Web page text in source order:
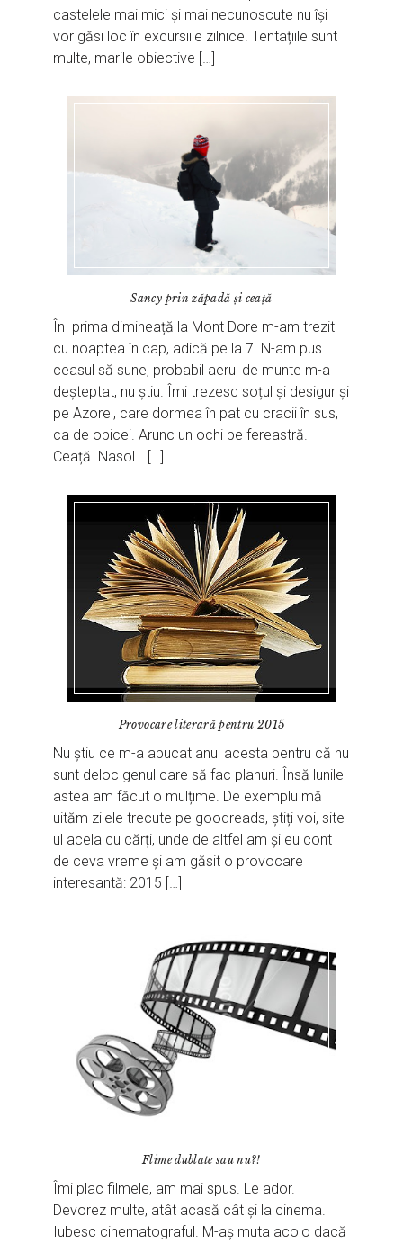
castelele mai mici și mai necunoscute nu își
vor găsi loc în excursiile zilnice. Tentațiile sunt
multe, marile obiective […]
Sancy prin zăpadă și ceață
În prima dimineață la Mont Dore m-am trezit
cu noaptea în cap, adică pe la 7. N-am pus
ceasul să sune, probabil aerul de munte m-a
deșteptat, nu știu. Îmi trezesc soțul și desigur și
pe Azorel, care dormea în pat cu cracii în sus,
ca de obicei. Arunc un ochi pe fereastră.
Ceață. Nasol… […]
Provocare literară pentru 2015
Nu știu ce m-a apucat anul acesta pentru că nu
sunt deloc genul care să fac planuri. Însă lunile
astea am făcut o mulțime. De exemplu mă
uităm zilele trecute pe goodreads, știți voi, site-
ul acela cu cărți, unde de altfel am și eu cont
de ceva vreme și am găsit o provocare
interesantă: 2015 […]
Flime dublate sau nu?!
Îmi plac filmele, am mai spus. Le ador.
Devorez multe, atât acasă cât și la cinema.
Iubesc cinematograful. M-aș muta acolo dacă